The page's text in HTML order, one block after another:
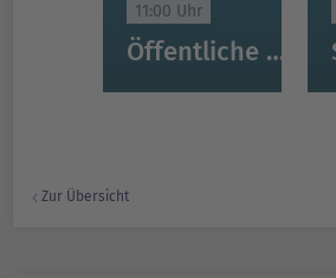
11:00 Uhr
Öffentliche Stadtführung Schwerin
Zur Übersicht